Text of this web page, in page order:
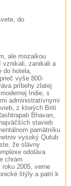
do
ale mozaikou
vznikali, zanikali a
do hotela,
vyše 800-
príbehy zlatej
Indie, s
administratívnymi
z ktorých Briti
Bhavan,
stavieb
pamätníku
vysoký Qutub
že slávny
odoláva
chrám
2005, verne
štýly a patrí k